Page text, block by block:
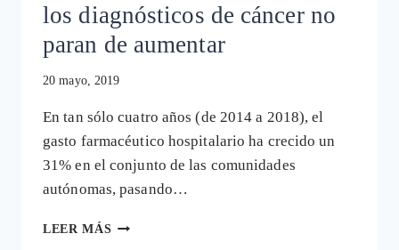
los diagnósticos de cáncer no
paran de aumentar
20 mayo, 2019
En tan sólo cuatro años (de 2014 a 2018), el
gasto farmacéutico hospitalario ha crecido un
31% en el conjunto de las comunidades
autónomas, pasando…
LEER MÁS LA